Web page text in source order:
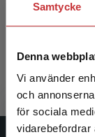
Samtycke
Denna
Vi använder
och
för sociala
vidarebefordrar